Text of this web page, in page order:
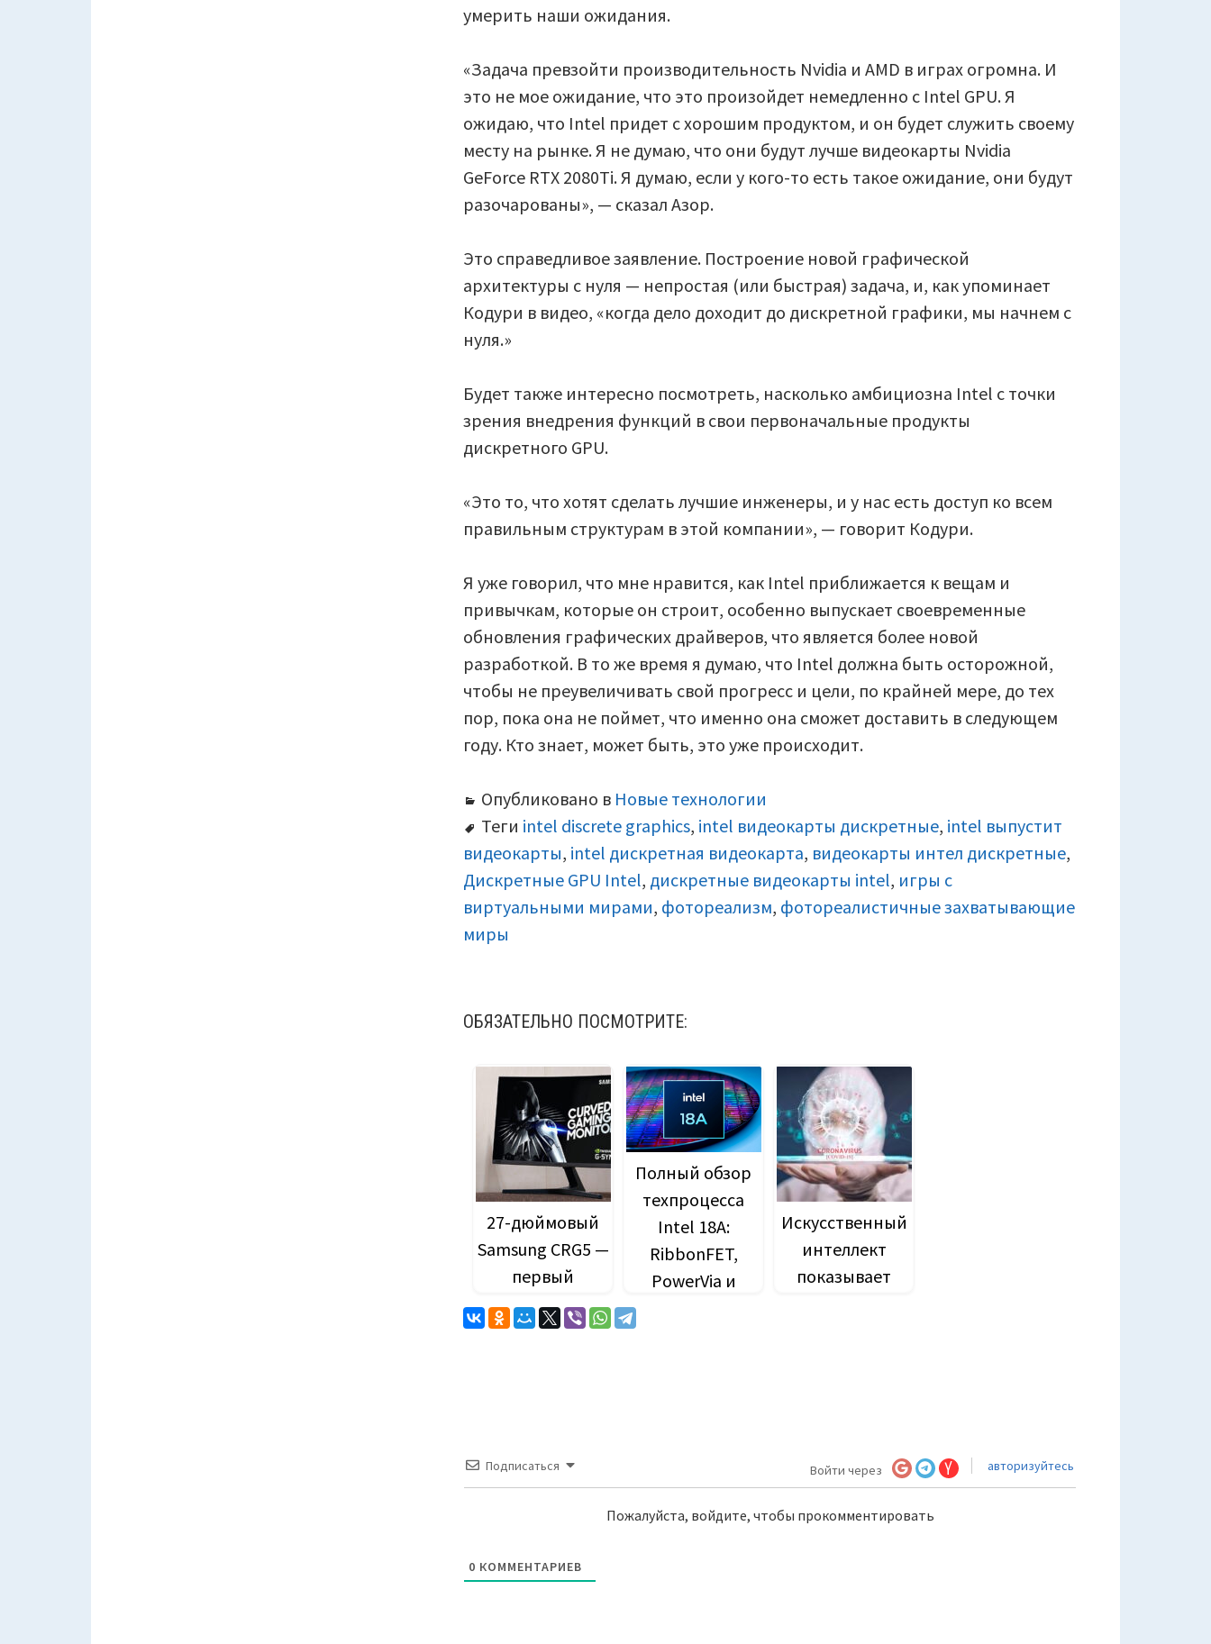
умерить наши ожидания.
«Задача превзойти производительность Nvidia и AMD в играх огромна. И
это не мое ожидание, что это произойдет немедленно с Intel GPU. Я
ожидаю, что Intel придет с хорошим продуктом, и он будет служить своему
месту на рынке. Я не думаю, что они будут лучше видеокарты Nvidia
GeForce RTX 2080Ti. Я думаю, если у кого-то есть такое ожидание, они будут
разочарованы», — сказал Азор.
Это справедливое заявление. Построение новой графической
архитектуры с нуля — непростая (или быстрая) задача, и, как упоминает
Кодури в видео, «когда дело доходит до дискретной графики, мы начнем с
нуля.»
Будет также интересно посмотреть, насколько амбициозна Intel с точки
зрения внедрения функций в свои первоначальные продукты
дискретного GPU.
«Это то, что хотят сделать лучшие инженеры, и у нас есть доступ ко всем
правильным структурам в этой компании», — говорит Кодури.
Я уже говорил, что мне нравится, как Intel приближается к вещам и
привычкам, которые он строит, особенно выпускает своевременные
обновления графических драйверов, что является более новой
разработкой. В то же время я думаю, что Intel должна быть осторожной,
чтобы не преувеличивать свой прогресс и цели, по крайней мере, до тех
пор, пока она не поймет, что именно она сможет доставить в следующем
году. Кто знает, может быть, это уже происходит.
Опубликовано в Новые технологии
Теги intel discrete graphics, intel видеокарты дискретные, intel выпустит
видеокарты, intel дискретная видеокарта, видеокарты интел дискретные,
Дискретные GPU Intel, дискретные видеокарты intel, игры с
виртуальными мирами, фотореализм, фотореалистичные захватывающие
миры
ОБЯЗАТЕЛЬНО ПОСМОТРИТЕ:
27-дюймовый
Samsung CRG5 —
первый
изогнутый
игровой
Полный обзор
техпроцесса
Intel 18A:
RibbonFET,
PowerVia и
Искусственный
интеллект
показывает
Подписаться Войти через авторизуйтесь
Пожалуйста, войдите, чтобы прокомментировать
0 КОММЕНТАРИЕВ